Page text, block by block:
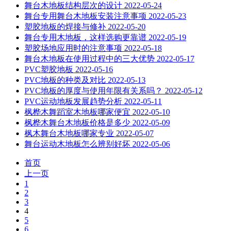
舞台木地板结构层次的设计 2022-05-24
舞台专用舞台木地板安装注意事项 2022-05-23
塑胶地板的焊接与修补 2022-05-20
舞台专用木地板，这样选购更靠谱 2022-05-19
塑胶场地应用时的注意事项 2022-05-18
舞台木地板在使用过程中的三大优势 2022-05-17
PVC塑胶地板 2022-05-16
PVC地板的种类及对比 2022-05-13
PVC地板的厚度与使用年限有关系吗？ 2022-05-12
PVC运动地板发展趋势分析 2022-05-11
枫桦木舞蹈室木地板哪家便宜 2022-05-10
枫桦木舞台木地板价格是多少 2022-05-09
枫木舞台木地板哪家专业 2022-05-07
舞台运动木地板怎么辨别好坏 2022-05-06
首页
上一页
1
2
3
4
5
6